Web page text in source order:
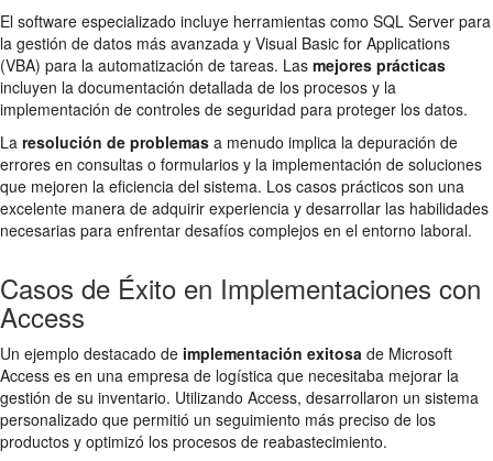
El software especializado incluye herramientas como SQL Server para
la gestión de datos más avanzada y Visual Basic for Applications
(VBA) para la automatización de tareas. Las mejores prácticas
incluyen la documentación detallada de los procesos y la
implementación de controles de seguridad para proteger los datos.
La resolución de problemas a menudo implica la depuración de
errores en consultas o formularios y la implementación de soluciones
que mejoren la eficiencia del sistema. Los casos prácticos son una
excelente manera de adquirir experiencia y desarrollar las habilidades
necesarias para enfrentar desafíos complejos en el entorno laboral.
Casos de Éxito en Implementaciones con
Access
Un ejemplo destacado de implementación exitosa de Microsoft
Access es en una empresa de logística que necesitaba mejorar la
gestión de su inventario. Utilizando Access, desarrollaron un sistema
personalizado que permitió un seguimiento más preciso de los
productos y optimizó los procesos de reabastecimiento.